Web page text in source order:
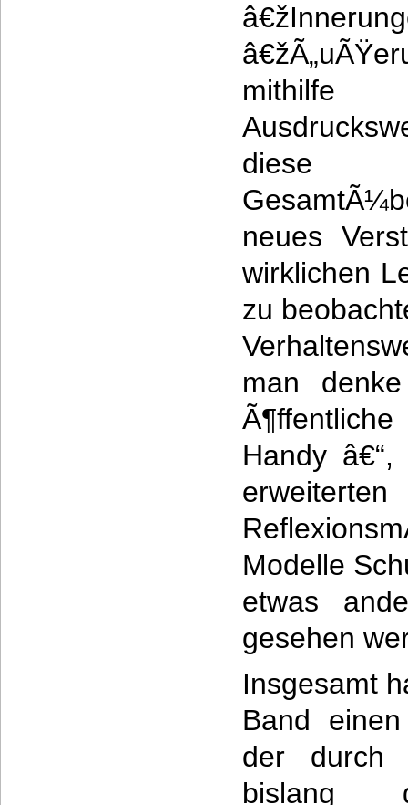
mithilfe
diese
neues
wirklichen
zu
man
Handy
erweiterten
Modelle
etwas
gesehen
Insgesamt
Band
der durch
bislang